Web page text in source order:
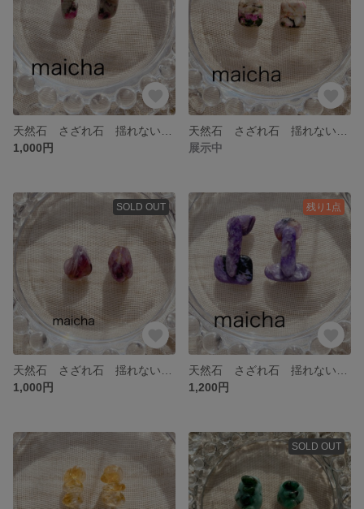
1,000円
展示中
SOLD OUT
1,000円
残り1点
1,200円
SOLD OUT